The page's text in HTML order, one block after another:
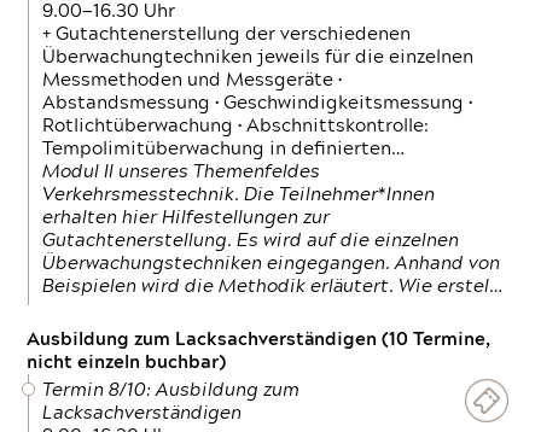
9.00—16.30 Uhr
+ Gutachtenerstellung der verschiedenen
Überwachungtechniken jeweils für die einzelnen
Messmethoden und Messgeräte •
Abstandsmessung • Geschwindigkeitsmessung •
Rotlichtüberwachung • Abschnittskontrolle:
Tempolimitüberwachung in definierten…
Modul II unseres Themenfeldes
Verkehrsmesstechnik. Die Teilnehmer*Innen
erhalten hier Hilfestellungen zur
Gutachtenerstellung. Es wird auf die einzelnen
Überwachungstechniken eingegangen. Anhand von
Beispielen wird die Methodik erläutert. Wie erstel…
Ausbildung zum Lacksachverständigen (10 Termine,
nicht einzeln buchbar)
Termin 8/10: Ausbildung zum
Lacksachverständigen